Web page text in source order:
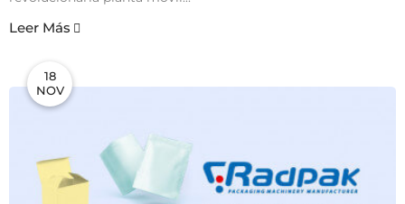
Leer Más
18
NOV